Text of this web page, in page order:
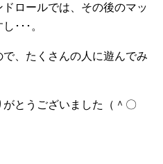
ロールでは、その後のマッ
･･･。
、たくさんの人に遊んでみ
とうございました（＾〇